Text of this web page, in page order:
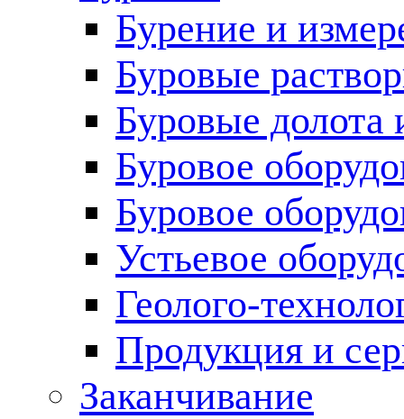
Бурение и
Буровые
Буровые долота
Буровое
Буровое
Устьевое
Геолого-
Продукция и
Заканчивание